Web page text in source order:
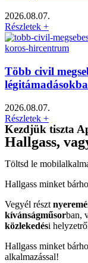
2026.08.07.
Részletek +
Több civil
2026.08.07.
Részletek +
Kezdjük tiszta
Hallgass,
Töltsd le
Hallgass minket
Vegyél részt
kívánságműsorban,
közlekedési
Hallgass minket
alkalmazással!